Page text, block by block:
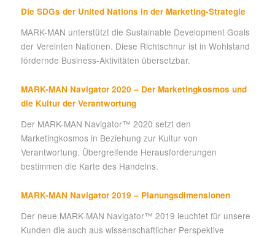
Die SDGs der United Nations in der Marketing-Strategie
MARK-MAN unterstützt die Sustainable Development Goals
der Vereinten Nationen. Diese Richtschnur ist in Wohlstand
fördernde Business-Aktivitäten übersetzbar.
MARK-MAN Navigator 2020 – Der Marketingkosmos und
die Kultur der Verantwortung
Der MARK-MAN Navigator™ 2020 setzt den
Marketingkosmos in Beziehung zur Kultur von
Verantwortung. Übergreifende Herausforderungen
bestimmen die Karte des Handelns.
MARK-MAN Navigator 2019 – Planungsdimensionen
Der neue MARK-MAN Navigator™ 2019 leuchtet für unsere
Kunden die auch aus wissenschaftlicher Perspektive